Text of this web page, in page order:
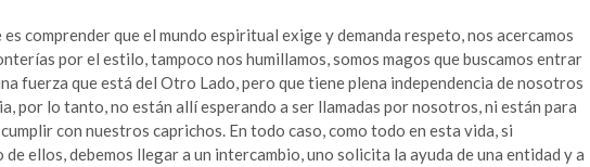
que el mundo espiritual exige y demanda respeto, nos acercamos
por el estilo, tampoco nos humillamos, somos magos que buscamos entrar
fuerza que está del Otro Lado, pero que tiene plena independencia de nosotros
por lo tanto, no están allí esperando a ser llamadas por nosotros, ni están para
con nuestros caprichos. En todo caso, como todo en esta vida, si
ellos, debemos llegar a un intercambio, uno solicita la ayuda de una entidad y a